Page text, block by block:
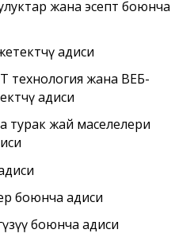
жана эсептөө боюнча
адиси
технология жана ВЕБ-
адиси
турак жай маселелери
боюнча адиси
боюнча адиси